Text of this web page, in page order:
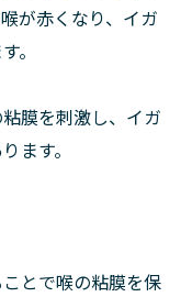
が赤くなり、イガ
。
膜を刺激し、イガ
ます。
とで喉の粘膜を保